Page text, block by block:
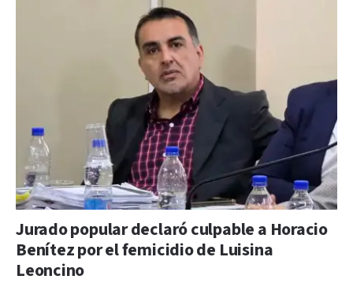
Jurado popular declaró culpable a Horacio
Benítez por el femicidio de Luisina
Leoncino